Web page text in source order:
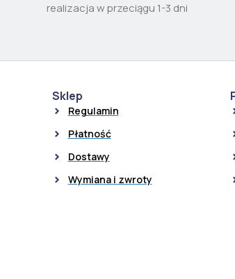
realizacja w przeciągu 1-3 dni
Sklep
Regulamin
Płatność
Dostawy
Wymiana i zwroty